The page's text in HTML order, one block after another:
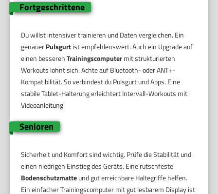
Fortgeschrittene
Du willst intensiver trainieren und Daten vergleichen. Ein
genauerPulsgurtist empfehlenswert. Auch ein Upgrade auf
einen besserenTrainingscomputermit strukturierten
Workouts lohnt sich. Achte auf Bluetooth- oder ANT+-
Kompatibilität. So verbindest du Pulsgurt und Apps. Eine
stabile Tablet-Halterung erleichtert Intervall-Workouts mit
Videoanleitung.
Senioren
Sicherheit und Komfort sind wichtig. Prüfe die Stabilität und
einen niedrigen Einstieg des Geräts. Eine rutschfeste
Bodenschutzmatteund gut erreichbare Haltegriffe helfen.
Ein einfacher Trainingscomputer mit gut lesbarem Display ist